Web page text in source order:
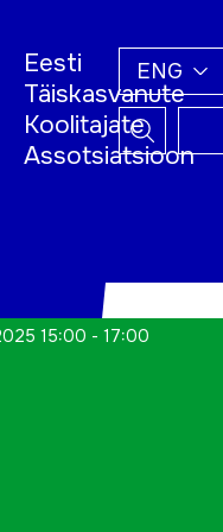
Eesti
Täiskasvanute
Koolitajate
Assotsiatsioon
ENG
15:00 - 17:00